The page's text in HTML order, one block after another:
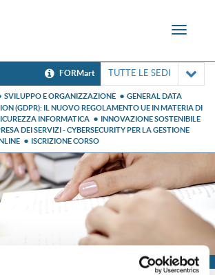
Toggle
FORMart TUTTE LE SEDI
SVILUPPO E ORGANIZZAZIONE
GENERAL DATA
(GDPR): IL NUOVO REGOLAMENTO UE IN MATERIA DI
INFORMATICA
INNOVAZIONE SOSTENIBILE
DEI SERVIZI - CYBERSECURITY PER LA GESTIONE
ISCRIZIONE CORSO